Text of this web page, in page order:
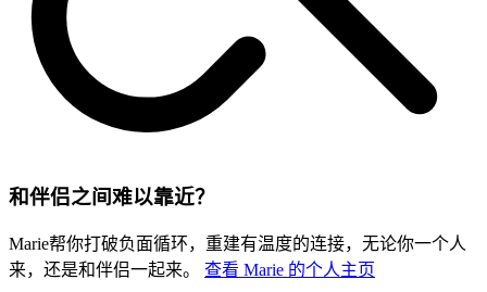
和伴侣之间难以靠近？
Marie帮你打破负面循环，重建有温度的连接，无论你一个人
来，还是和伴侣一起来。
查看 Marie 的个人主页